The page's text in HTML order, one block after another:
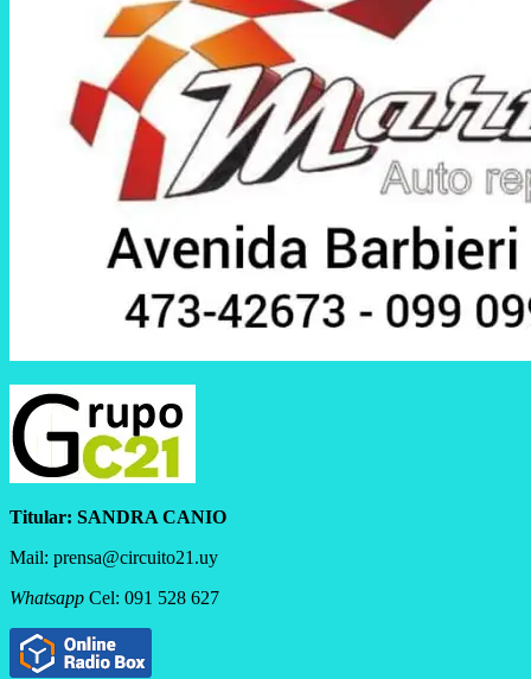
Titular: SANDRA CANIO
Mail: prensa@circuito21.uy
Whatsapp Cel: 091 528 627